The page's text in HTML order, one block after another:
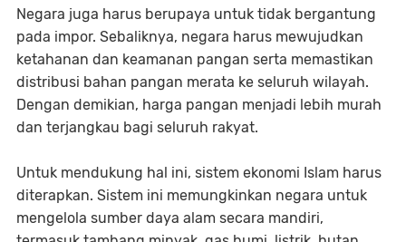
Negara juga harus berupaya untuk tidak bergantung
pada impor. Sebaliknya, negara harus mewujudkan
ketahanan dan keamanan pangan serta memastikan
distribusi bahan pangan merata ke seluruh wilayah.
Dengan demikian, harga pangan menjadi lebih murah
dan terjangkau bagi seluruh rakyat.
Untuk mendukung hal ini, sistem ekonomi Islam harus
diterapkan. Sistem ini memungkinkan negara untuk
mengelola sumber daya alam secara mandiri,